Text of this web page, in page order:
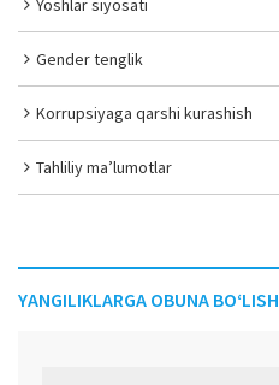
Yoshlar siyosati
Gender tenglik
Korrupsiyaga qarshi kurashish
Tahliliy ma’lumotlar
YANGILIKLARGA OBUNA BO‘LISH